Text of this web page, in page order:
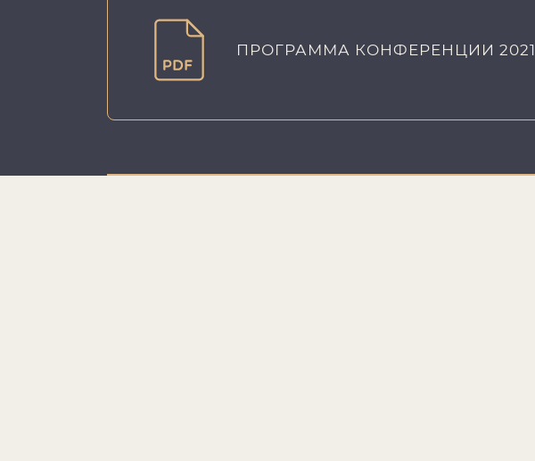
ПРОГРАММА КОНФЕРЕНЦИИ 2021